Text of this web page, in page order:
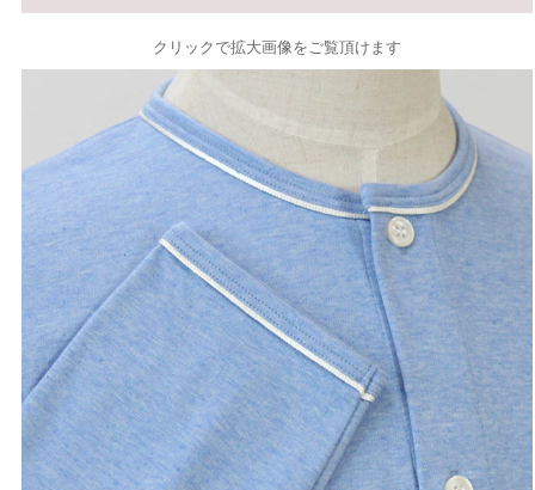
クリックで拡大画像をご覧頂けます